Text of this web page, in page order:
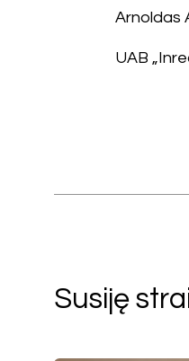
Arnoldas
UAB
Susiję